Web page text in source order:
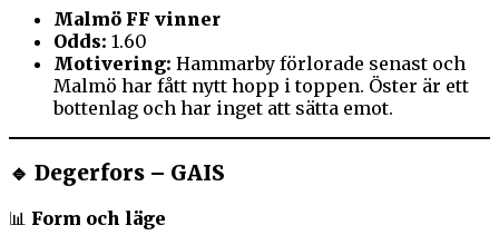
Malmö FF vinner
Odds: 1.60
Motivering: Hammarby förlorade senast och
Malmö har fått nytt hopp i toppen. Öster är ett
bottenlag och har inget att sätta emot.
🔹 Degerfors – GAIS
📊 Form och läge